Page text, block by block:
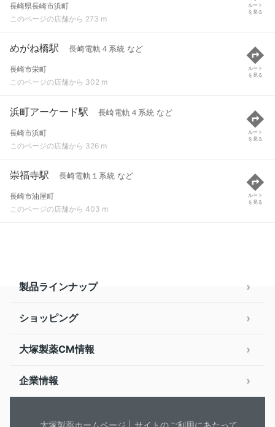
長崎県長崎市浜町
このページの店舗から 273 m
ルート
を見る
めがね橋駅 長崎電軌４系統 など
長崎市栄町
このページの店舗から 302 m
ルート
を見る
浜町アーケード駅 長崎電軌４系統 など
長崎市浜町
このページの店舗から 326 m
ルート
を見る
崇福寺駅 長崎電軌１系統 など
長崎市油屋町
このページの店舗から 403 m
ルート
を見る
製品ラインナップ
ショッピング
大塚製薬CM情報
企業情報